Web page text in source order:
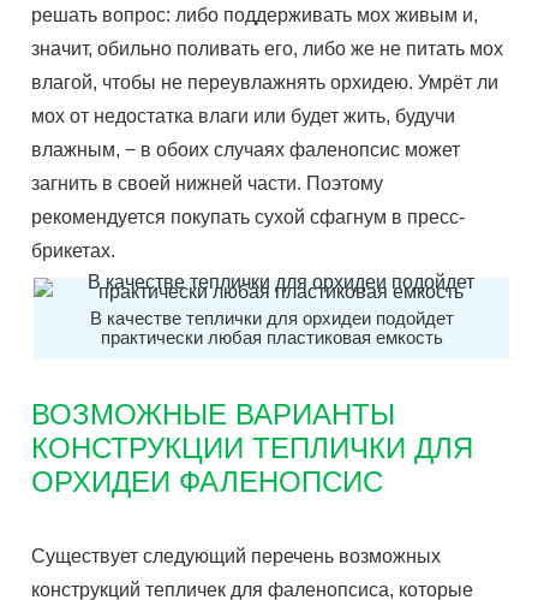
решать вопрос: либо поддерживать мох живым и,
значит, обильно поливать его, либо же не питать мох
влагой, чтобы не переувлажнять орхидею. Умрёт ли
мох от недостатка влаги или будет жить, будучи
влажным, − в обоих случаях фаленопсис может
загнить в своей нижней части. Поэтому
рекомендуется покупать сухой сфагнум в пресс-
брикетах.
В качестве теплички для орхидеи подойдет
практически любая пластиковая емкость
ВОЗМОЖНЫЕ ВАРИАНТЫ
КОНСТРУКЦИИ ТЕПЛИЧКИ ДЛЯ
ОРХИДЕИ ФАЛЕНОПСИС
Существует следующий перечень возможных
конструкций тепличек для фаленопсиса, которые